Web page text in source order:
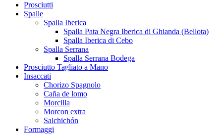
Prosciutti
Spalle
Spalla Iberica
Spalla Pata Negra Iberica di Ghianda (Bellota)
Spalla Iberica di Cebo
Spalla Serrana
Spalla Serrana Bodega
Prosciutto Tagliato a Mano
Insaccati
Chorizo Spagnolo
Caña de lomo
Morcilla
Morcon extra
Salchichón
Formaggi